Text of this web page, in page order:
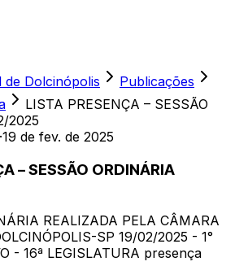
de Dolcinópolis
Publicações
LISTA PRESENÇA – SESSÃO
2025
·19 de fev. de 2025
– SESSÃO ORDINÁRIA
REALIZADA PELA CÂMARA
SP 19/02/2025 - 1°
- 16ª LEGISLATURA presença